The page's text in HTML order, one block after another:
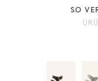
SO